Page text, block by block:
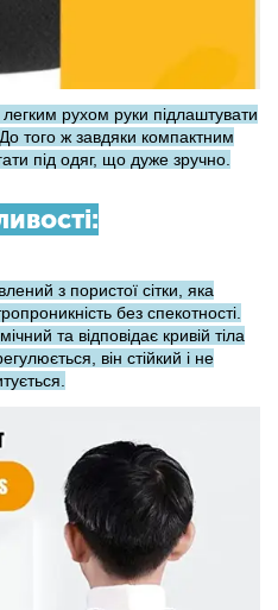
рухом руки підлаштувати
того ж завдяки компактним
під одяг, що дуже зручно.
з пористої сітки, яка
без спекотності.
та відповідає кривій тіла
він стійкий і не